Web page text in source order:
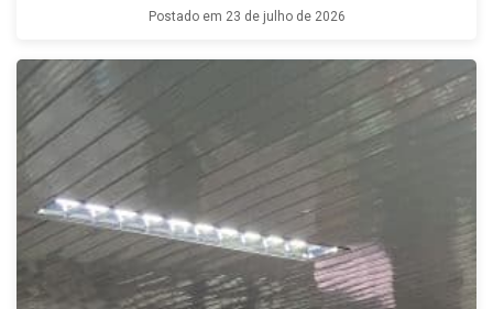
Postado em 23 de julho de 2026